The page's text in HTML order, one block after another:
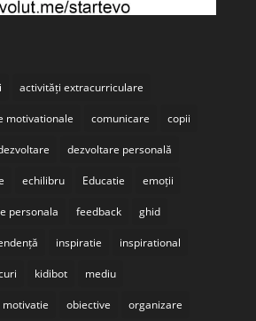
activități extracurriculare
motivationale comunicare copii
dezvoltare personală
echilibru Educatie emoții
personala feedback ghid
inspiratie inspirational
kidibot mediu
motivatie obiective organizare